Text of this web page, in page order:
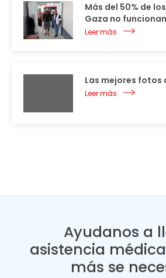
Más del 50% de
Gaza no funcionan
Leer más
Las mejores fotos
Leer más
Ayudanos a
asistencia
más se